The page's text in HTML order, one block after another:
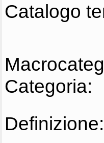
Catalogo
Categoria:
Definizione: